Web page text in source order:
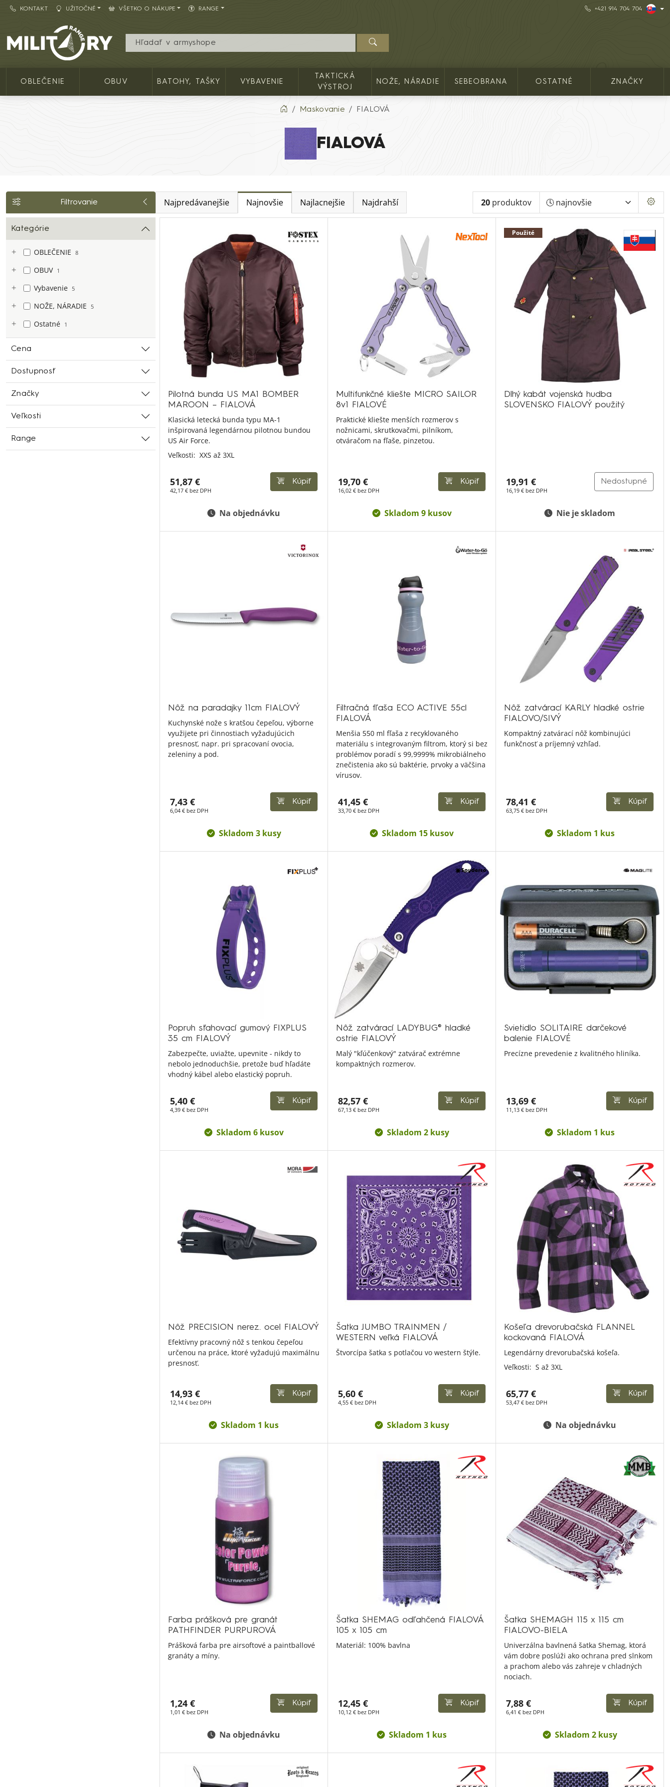
KONTAKT UŽITOČNÉ VŠETKO O NÁKUPE RANGE +421 914 704 704
Army shop MILITARY RANGE SK
OBLEČENIE OBUV BATOHY, TAŠKY VYBAVENIE
TAKTICKÁ
VÝSTROJ
NOŽE, NÁRADIE SEBEOBRANA OSTATNÉ ZNAČKY
Maskovanie FIALOVÁ
FIALOVÁ
Filtrovanie Najpredávanejšie Najnovšie Najlacnejšie Najdrahší 20 produktov
Kategórie
OBLEČENIE 8
OBUV 1
Vybavenie 5
NOŽE, NÁRADIE 5
Ostatné 1
Cena
Dostupnosť
Značky
Veľkosti
Range
Pilotná bunda US MA1 BOMBER
MAROON – FIALOVÁ
Klasická letecká bunda typu MA-1
inšpirovaná legendárnou pilotnou bundou
US Air Force.
Veľkosti: XXS až 3XL
51,87 €
42,17 € bez DPH
Kúpiť
Na objednávku
Multifunkčné kliešte MICRO SAILOR
8v1 FIALOVÉ
Praktické kliešte menších rozmerov s
nožnicami, skrutkovačmi, pilníkom,
otváračom na fľaše, pinzetou.
19,70 €
16,02 € bez DPH
Kúpiť
Skladom 9 kusov
Použité
Dlhý kabát vojenská hudba
SLOVENSKO FIALOVÝ použitý
19,91 €
16,19 € bez DPH
Nedostupné
Nie je skladom
Nôž na paradajky 11cm FIALOVÝ
Kuchynské nože s kratšou čepeľou, výborne
využijete pri činnostiach vyžadujúcich
presnosť, napr. pri spracovaní ovocia,
zeleniny a pod.
7,43 €
6,04 € bez DPH
Kúpiť
Skladom 3 kusy
Filtračná fľaša ECO ACTIVE 55cl
FIALOVÁ
Menšia 550 ml fľaša z recyklovaného
materiálu s integrovaným filtrom, ktorý si bez
problémov poradí s 99,9999% mikrobiálneho
znečistenia ako sú baktérie, prvoky a väčšina
vírusov.
41,45 €
33,70 € bez DPH
Kúpiť
Skladom 15 kusov
Nôž zatvárací KARLY hladké ostrie
FIALOVO/SIVÝ
Kompaktný zatvárací nôž kombinujúci
funkčnosť a príjemný vzhľad.
78,41 €
63,75 € bez DPH
Kúpiť
Skladom 1 kus
Popruh sťahovací gumový FIXPLUS
35 cm FIALOVÝ
Zabezpečte, uviažte, upevnite - nikdy to
nebolo jednoduchšie, pretože buď hľadáte
vhodný kábel alebo elastický popruh.
5,40 €
4,39 € bez DPH
Kúpiť
Skladom 6 kusov
Nôž zatvárací LADYBUG® hladké
ostrie FIALOVÝ
Malý "kľúčenkový" zatvárač extrémne
kompaktných rozmerov.
82,57 €
67,13 € bez DPH
Kúpiť
Skladom 2 kusy
Svietidlo SOLITAIRE darčekové
balenie FIALOVÉ
Precízne prevedenie z kvalitného hliníka.
13,69 €
11,13 € bez DPH
Kúpiť
Skladom 1 kus
Nôž PRECISION nerez. ocel FIALOVÝ
Efektívny pracovný nôž s tenkou čepeľou
určenou na práce, ktoré vyžadujú maximálnu
presnosť.
14,93 €
12,14 € bez DPH
Kúpiť
Skladom 1 kus
Šatka JUMBO TRAINMEN /
WESTERN veľká FIALOVÁ
Štvorcípa šatka s potlačou vo western štýle.
5,60 €
4,55 € bez DPH
Kúpiť
Skladom 3 kusy
Košeľa drevorubačská FLANNEL
kockovaná FIALOVÁ
Legendárny drevorubačská košeľa.
Veľkosti: S až 3XL
65,77 €
53,47 € bez DPH
Kúpiť
Na objednávku
Farba prášková pre granát
PATHFINDER PURPUROVÁ
Prášková farba pre airsoftové a paintballové
granáty a míny.
1,24 €
1,01 € bez DPH
Kúpiť
Na objednávku
Šatka SHEMAG odľahčená FIALOVÁ
105 x 105 cm
Materiál: 100% bavlna
12,45 €
10,12 € bez DPH
Kúpiť
Skladom 1 kus
Šatka SHEMAGH 115 x 115 cm
FIALOVO-BIELA
Univerzálna bavlnená šatka Shemag, ktorá
vám dobre poslúži ako ochrana pred slnkom
a prachom alebo vás zahreje v chladných
nociach.
7,88 €
6,41 € bez DPH
Kúpiť
Skladom 2 kusy